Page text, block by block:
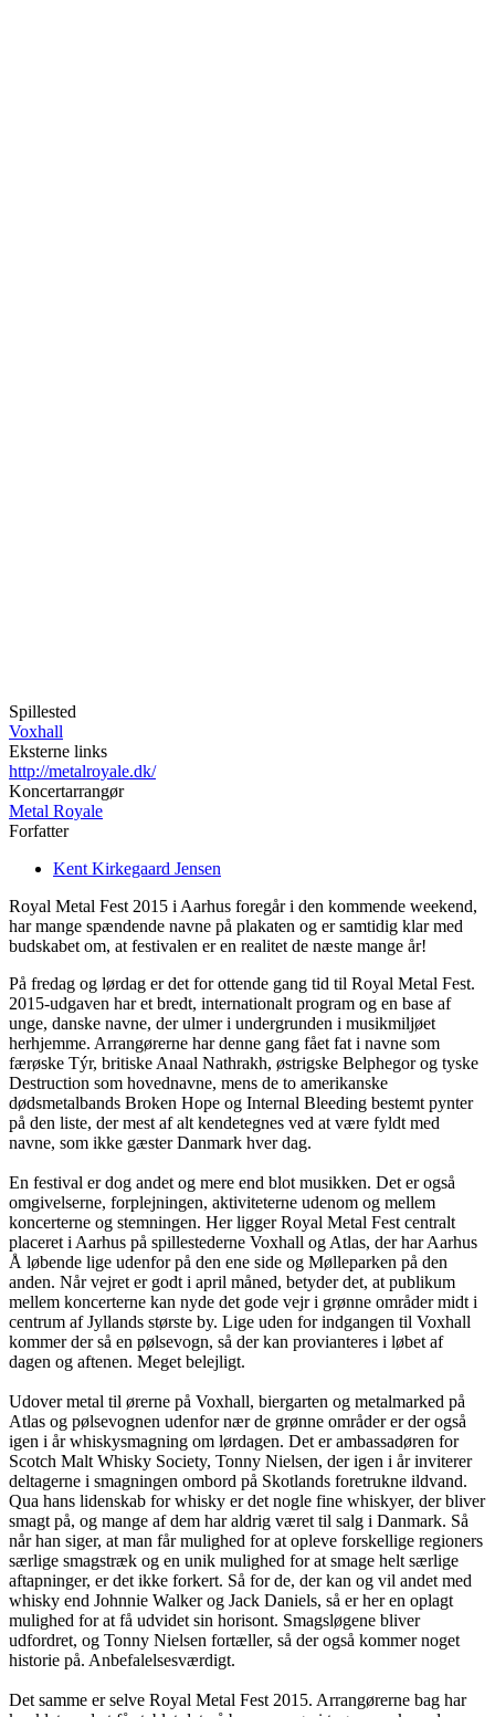
Spillested
Voxhall
Eksterne links
http://metalroyale.dk/
Koncertarrangør
Metal Royale
Forfatter
Kent Kirkegaard Jensen
Royal Metal Fest 2015 i Aarhus foregår i den kommende weekend,
har mange spændende navne på plakaten og er samtidig klar med
budskabet om, at festivalen er en realitet de næste mange år!
På fredag og lørdag er det for ottende gang tid til Royal Metal Fest.
2015-udgaven har et bredt, internationalt program og en base af
unge, danske navne, der ulmer i undergrunden i musikmiljøet
herhjemme. Arrangørerne har denne gang fået fat i navne som
færøske Týr, britiske Anaal Nathrakh, østrigske Belphegor og tyske
Destruction som hovednavne, mens de to amerikanske
dødsmetalbands Broken Hope og Internal Bleeding bestemt pynter
på den liste, der mest af alt kendetegnes ved at være fyldt med
navne, som ikke gæster Danmark hver dag.
En festival er dog andet og mere end blot musikken. Det er også
omgivelserne, forplejningen, aktiviteterne udenom og mellem
koncerterne og stemningen. Her ligger Royal Metal Fest centralt
placeret i Aarhus på spillestederne Voxhall og Atlas, der har Aarhus
Å løbende lige udenfor på den ene side og Mølleparken på den
anden. Når vejret er godt i april måned, betyder det, at publikum
mellem koncerterne kan nyde det gode vejr i grønne områder midt i
centrum af Jyllands største by. Lige uden for indgangen til Voxhall
kommer der så en pølsevogn, så der kan provianteres i løbet af
dagen og aftenen. Meget belejligt.
Udover metal til ørerne på Voxhall, biergarten og metalmarked på
Atlas og pølsevognen udenfor nær de grønne områder er der også
igen i år whiskysmagning om lørdagen. Det er ambassadøren for
Scotch Malt Whisky Society, Tonny Nielsen, der igen i år inviterer
deltagerne i smagningen ombord på Skotlands foretrukne ildvand.
Qua hans lidenskab for whisky er det nogle fine whiskyer, der bliver
smagt på, og mange af dem har aldrig været til salg i Danmark. Så
når han siger, at man får mulighed for at opleve forskellige regioners
særlige smagstræk og en unik mulighed for at smage helt særlige
aftapninger, er det ikke forkert. Så for de, der kan og vil andet med
whisky end Johnnie Walker og Jack Daniels, så er her en oplagt
mulighed for at få udvidet sin horisont. Smagsløgene bliver
udfordret, og Tonny Nielsen fortæller, så der også kommer noget
historie på. Anbefalelsesværdigt.
Det samme er selve Royal Metal Fest 2015. Arrangørerne bag har